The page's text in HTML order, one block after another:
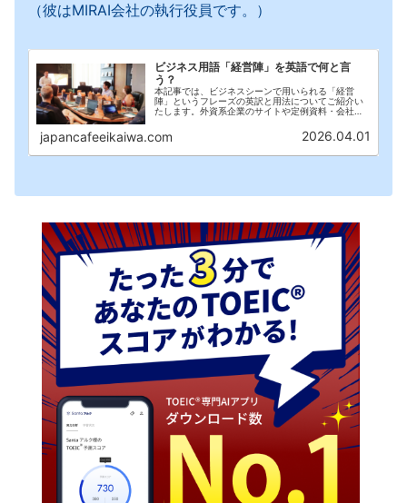
（彼はMIRAI会社の執行役員です。）
ビジネス用語「経営陣」を英語で何と言
う？
本記事では、ビジネスシーンで用いられる「経営
陣」というフレーズの英訳と用法についてご紹介い
たします。外資系企業のサイトや定例資料・会社概
こともあるはずです。口語でも利用しますが、資料
やWEBサイトでより目にすることが多いフレーズで
japancafeeikaiwa.com 2026.04.01